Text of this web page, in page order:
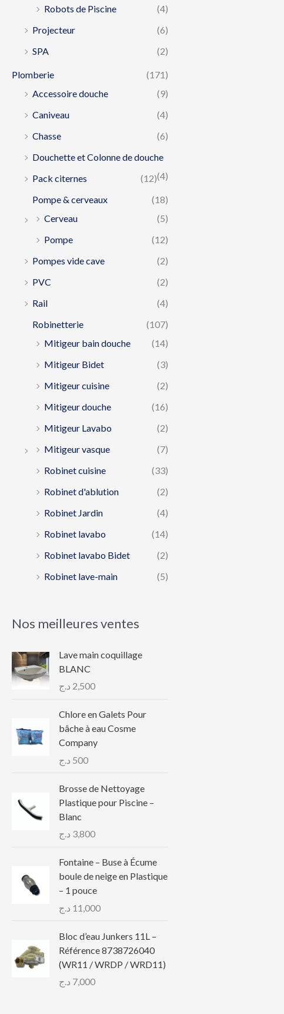
Robots de Piscine
(4)
Projecteur
(6)
SPA
(2)
Plomberie
(171)
Accessoire douche
(9)
Caniveau
(4)
Chasse
(6)
Douchette et Colonne de douche
(4)
Pack citernes
(12)
Pompe & cerveaux
(18)
Cerveau
(5)
Pompe
(12)
Pompes vide cave
(2)
PVC
(2)
Rail
(4)
Robinetterie
(107)
Mitigeur bain douche
(14)
Mitigeur Bidet
(3)
Mitigeur cuisine
(2)
Mitigeur douche
(16)
Mitigeur Lavabo
(2)
Mitigeur vasque
(7)
Robinet cuisine
(33)
Robinet d'ablution
(2)
Robinet Jardin
(4)
Robinet lavabo
(14)
Robinet lavabo Bidet
(2)
Robinet lave-main
(5)
Nos meilleures ventes
Lave main coquillage
BLANC
2,500 د.ج
Chlore en Galets Pour
bâche à eau Cosme
Company
500 د.ج
Brosse de Nettoyage
Plastique pour Piscine –
Blanc
3,800 د.ج
Fontaine – Buse à Écume
boule de neige en Plastique
– 1 pouce
11,000 د.ج
Bloc d’eau Junkers 11L –
Référence 8738726040
(WR11 / WRDP / WRD11)
7,000 د.ج